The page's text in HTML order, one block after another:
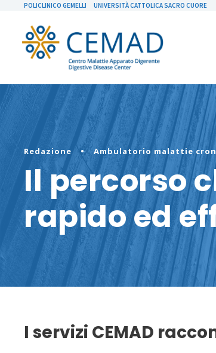
POLICLINICO GEMELLI UNIVERSITÀ CATTOLICA SACRO CUORE
Redazione • Ambulatorio malattie
Il percorso
rapido ed
I servizi CEMAD